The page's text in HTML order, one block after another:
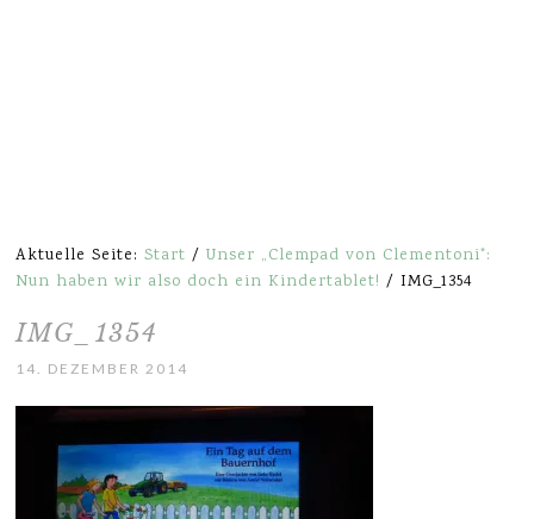
Aktuelle Seite:Start / Unser „Clempad von Clementoni":
Nun haben wir also doch ein Kindertablet! / IMG_1354
IMG_1354
14. DEZEMBER 2014